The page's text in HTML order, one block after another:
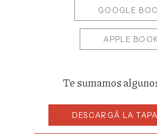
GOOGLE
APPLE
Te sumamos
DESCARGÁ LA